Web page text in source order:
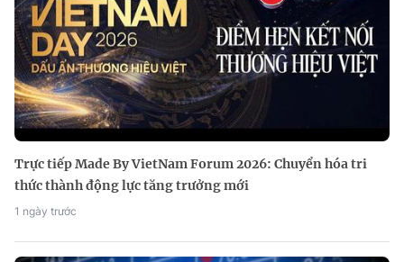
Trực tiếp Made By VietNam Forum 2026: Chuyển hóa tri
thức thành động lực tăng trưởng mới
1 ngày trước